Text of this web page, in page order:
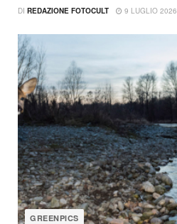
DI REDAZIONE FOTOCULT 9 LUGLIO 2026
GREENPICS